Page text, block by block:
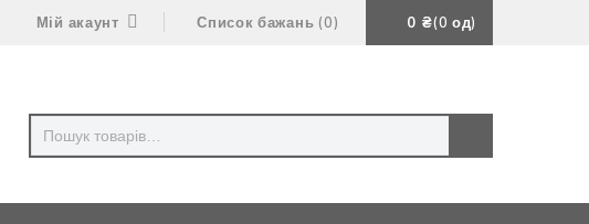
Мій акаунт Список бажань 0 0 ₴ 0 од